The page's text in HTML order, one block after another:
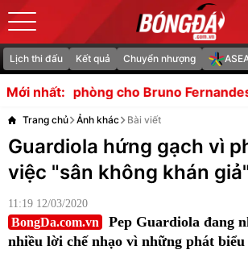
Lịch thi đấu Kết quả Chuyển nhượng
Mới nhất:Fernandes Sao Bolton nhận
Trang chủ Ảnh khác Bài viết
Guardiola hứng gạch vì
việc "sân không khán
11:19 12/03/2020
BongDa.com.vn
Pep Guardiola đang
nhiều lời chế nhạo vì những phát